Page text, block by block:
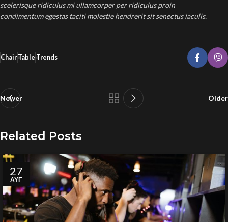
scelerisque ridiculus mi ullamcorper per ridiculus proin
condimentum egestas taciti molestie hendrerit sit senectus iaculis.
ChairTable Trends
Newer Older
Related Posts
27
ΑΥΓ